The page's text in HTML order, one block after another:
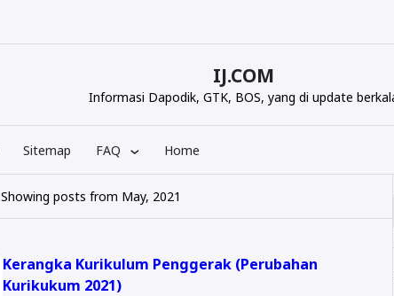
IJ.COM
Informasi Dapodik, GTK, BOS, yang di update
Sitemap FAQ Home
Showing posts from May, 2021
Kerangka Kurikulum Penggerak (Perubahan
Kurikukum 2021)